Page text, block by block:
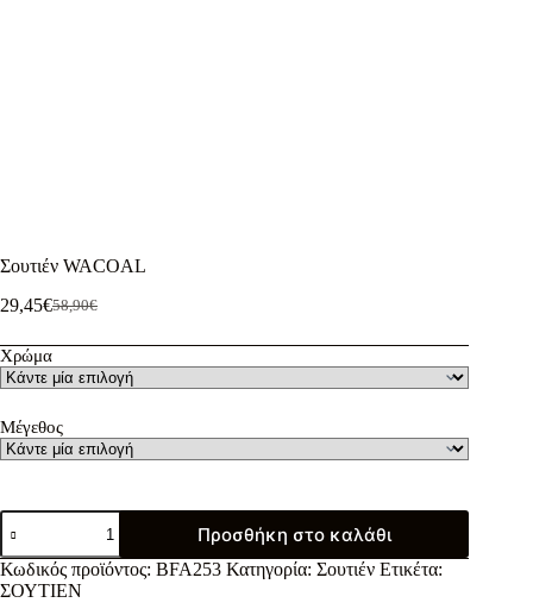
Σουτιέν WACOAL
58,90€
Original
was:
58,90€.
29,45€Η
τιμή
είναι:
Χρώμα
Μέγεθος
Σουτιέν
WACOAL
ποσότητα
Προσθήκη στο καλάθι
Κωδικός προϊόντος: BFA253 Κατηγορία: Σουτιέν Ετικέτα:
ΣΟΥΤΙΕΝ